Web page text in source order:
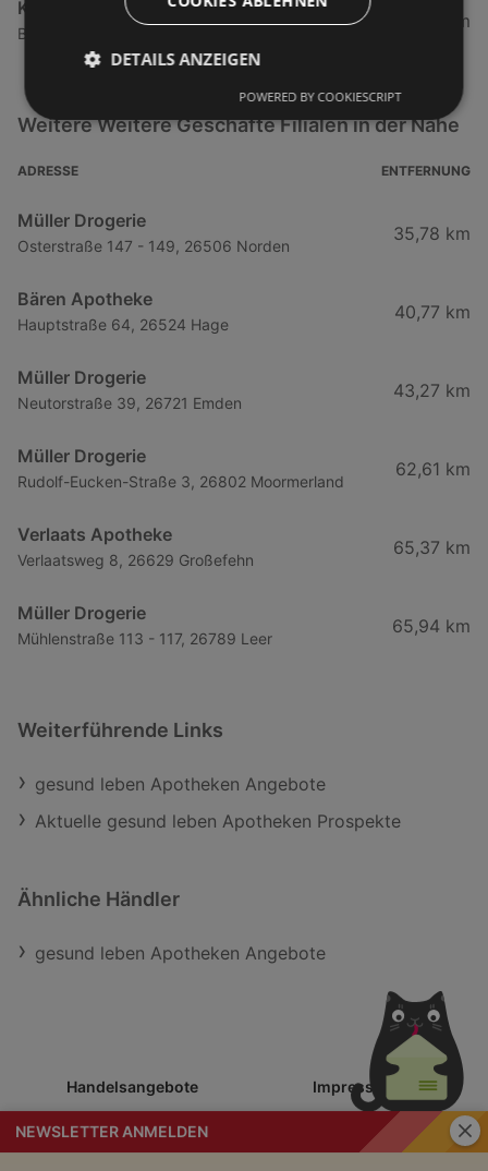
Möchtest du spezielle Angebote von Handelsangebote per
Email erhalten?
Kino Meppen
Bahnhofstraße 9 - 11, 49716 Meppen
107,79 km
Weitere Weitere Geschäfte Filialen in der Nähe
ADRESSE ENTFERNUNG
Müller Drogerie
Osterstraße 147 - 149, 26506 Norden
35,78 km
Bären Apotheke
Hauptstraße 64, 26524 Hage
40,77 km
Müller Drogerie
Neutorstraße 39, 26721 Emden
43,27 km
Müller Drogerie
Rudolf-Eucken-Straße 3, 26802 Moormerland
62,61 km
Verlaats Apotheke
Verlaatsweg 8, 26629 Großefehn
65,37 km
Müller Drogerie
Mühlenstraße 113 - 117, 26789 Leer
65,94 km
Weiterführende Links
gesund leben Apotheken Angebote
Aktuelle gesund leben Apotheken Prospekte
Ähnliche Händler
gesund leben Apotheken Angebote
Handelsangebote Impressum
Nutzungsbedingungen
DETAILS ANZEIGEN
POWERED BY COOKIESCRIPT